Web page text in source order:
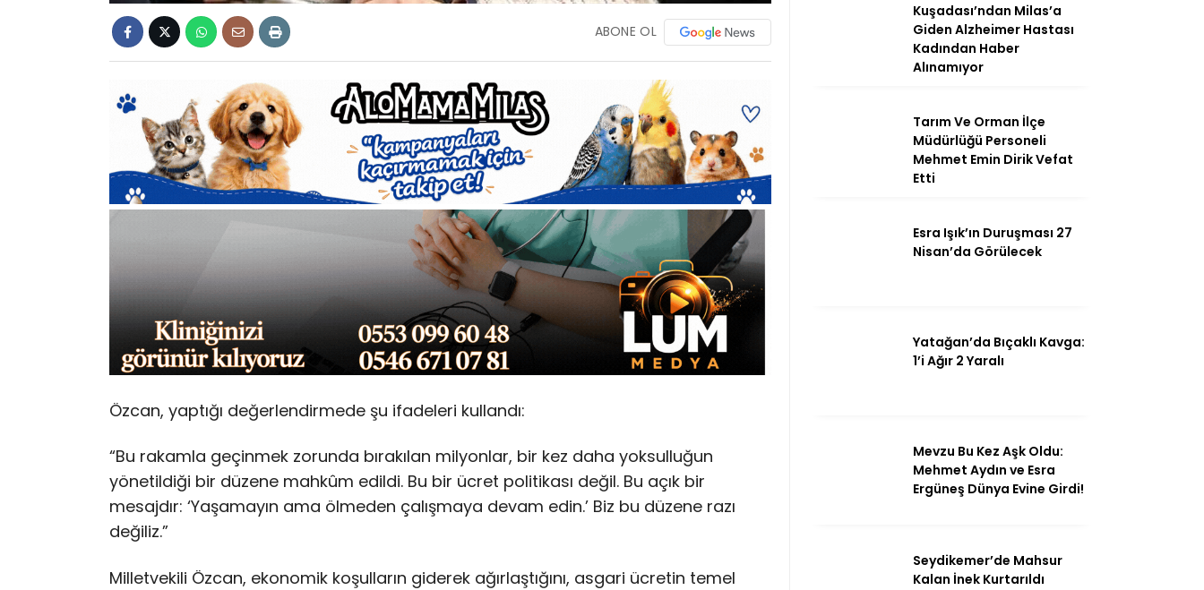
Youtube
ABONE OL
Özcan, yaptığı değerlendirmede şu ifadeleri kullandı:
“Bu rakamla geçinmek zorunda bırakılan milyonlar, bir kez daha yoksulluğun
yönetildiği bir düzene mahkûm edildi. Bu bir ücret politikası değil. Bu açık bir
mesajdır: ‘Yaşamayın ama ölmeden çalışmaya devam edin.’ Biz bu düzene razı
değiliz.”
Milletvekili Özcan, ekonomik koşulların giderek ağırlaştığını, asgari ücretin temel
Kuşadası’ndan Milas’a
Giden Alzheimer Hastası
Kadından Haber
Alınamıyor
Tarım Ve Orman İlçe
Müdürlüğü Personeli
Mehmet Emin Dirik Vefat
Etti
Esra Işık’ın Duruşması 27
Nisan’da Görülecek
Yatağan’da Bıçaklı Kavga:
1’i Ağır 2 Yaralı
Mevzu Bu Kez Aşk Oldu:
Mehmet Aydın ve Esra
Ergüneş Dünya Evine Girdi!
Seydikemer’de Mahsur
Kalan İnek Kurtarıldı